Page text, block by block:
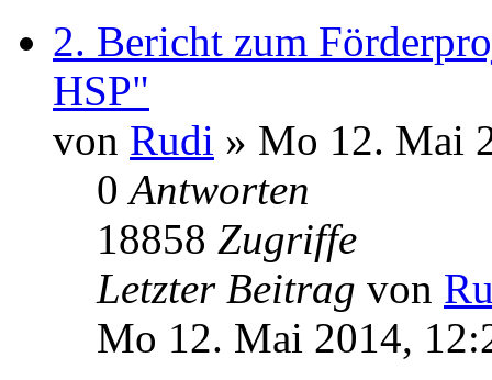
2. Bericht zum
HSP"
von Rudi » Mo 12. Mai
0Antworten
18858 Zugriffe
Letzter Beitrag von
Mo 12. Mai 2014,